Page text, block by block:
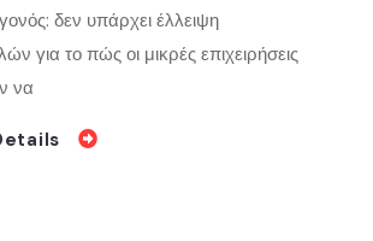
δεν υπάρχει έλλειψη
για το πώς οι μικρές επιχειρήσεις
να